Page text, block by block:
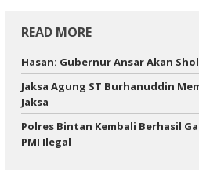
READ MORE
Hasan: Gubernur Ansar Akan
Jaksa Agung ST Burhanuddin
Jaksa
Polres Bintan Kembali Berhasil
PMI Ilegal